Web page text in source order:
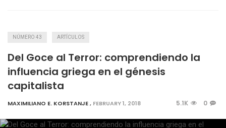
NÚMERO 43 ARTÍCULOS
Del Goce al Terror: comprendiendo la
influencia griega en el génesis
capitalista
MAXIMILIANO E. KORSTANJE, FEBRUARY 1, 2018 5.1K 0